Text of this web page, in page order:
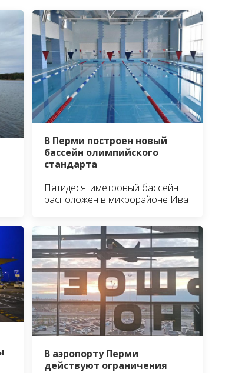
В Перми построен новый
бассейн олимпийского
стандарта
Пятидесятиметровый бассейн
расположен в микрорайоне Ива
В аэропорту Перми
действуют ограничения